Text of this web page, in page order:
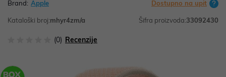
Brand: Apple Dostupno na upit
Kataloški broj:mhyr4zm/a Šifra proizvoda:33092430
(0) Recenzije